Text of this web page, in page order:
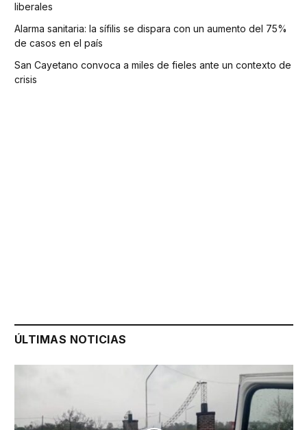
liberales
Alarma sanitaria: la sífilis se dispara con un aumento del 75%
de casos en el país
San Cayetano convoca a miles de fieles ante un contexto de
crisis
ÚLTIMAS NOTICIAS